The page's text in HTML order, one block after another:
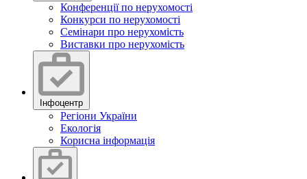
Конференції по нерухомості
Конкурси по нерухомості
Семінари про нерухомість
Виставки про нерухомість
Інфоцентр
Регіони України
Екологія
Корисна інформація